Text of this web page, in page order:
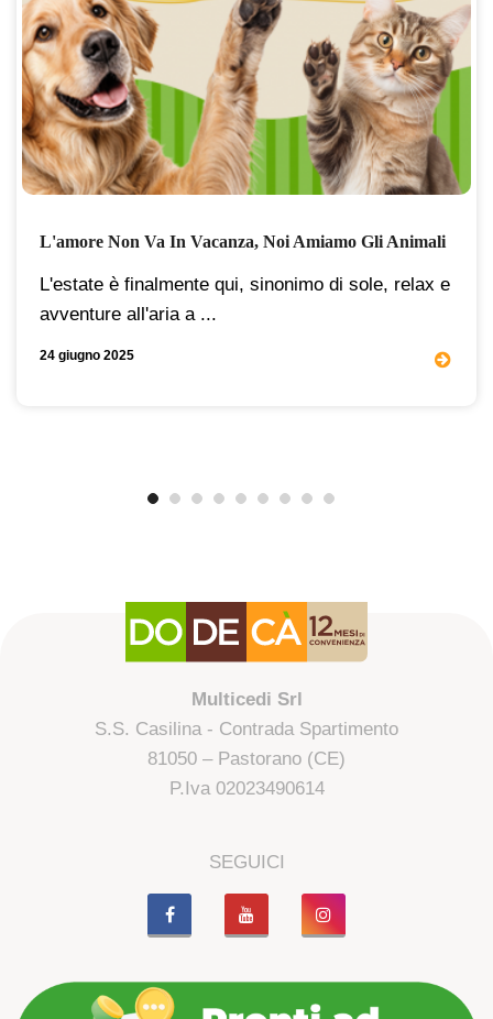
L'amore Non Va In Vacanza, Noi Amiamo Gli Animali
L'estate è finalmente qui, sinonimo di sole, relax e
avventure all'aria a ...
24 giugno 2025
Multicedi Srl
S.S. Casilina - Contrada Spartimento
81050 – Pastorano (CE)
P.Iva 02023490614
SEGUICI